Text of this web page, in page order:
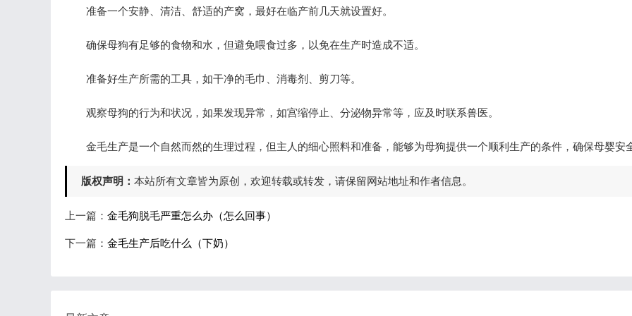
准备一个安静、清洁、舒适的产窝，最好在临产前几天就设置好。
确保母狗有足够的食物和水，但避免喂食过多，以免在生产时造成不适。
准备好生产所需的工具，如干净的毛巾、消毒剂、剪刀等。
观察母狗的行为和状况，如果发现异常，如宫缩停止、分泌物异常等，应及时联系兽医。
金毛生产是一个自然而然的生理过程，但主人的细心照料和准备，能够为母狗提供一个顺利生产的条件，确保母婴安
版权声明： 本站所有文章皆为原创，欢迎转载或转发，请保留网站地址和作者信息。
上一篇： 金毛狗脱毛严重怎么办（怎么回事）
下一篇： 金毛生产后吃什么（下奶）